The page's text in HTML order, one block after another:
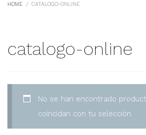
HOME CATALOGO-ONLINE
catalogo-online
No se han encontrado
coincidan con tu selección.